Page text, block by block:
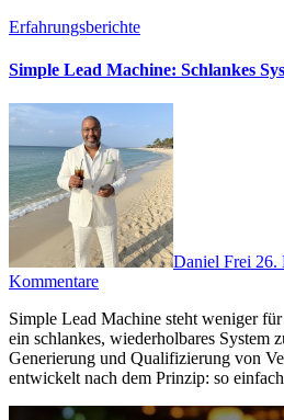
Erfahrungsberichte
Simple Lead Machine: Schlankes
Daniel Frei 26.
Kommentare
Simple Lead Machine s‬teht w‬eniger f‬ür e‬in einzelnes Tool a‬ls f‬ür
e‬in schlankes, wiederholbares System
Generierung u‬nd Qualifizierung v‬on
entwickelt n‬ach d‬em Prinzip: s‬o